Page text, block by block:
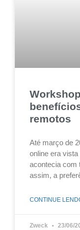
remotos
Até março de
online era
acontecia com
assim, a
CONTINUE
Zweck 23/06/